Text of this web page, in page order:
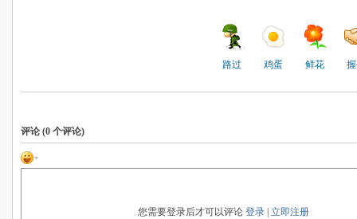
路过 鸡蛋 鲜花
评论 (0 个评论)
您需要登录后才可以评论 登录| 立即注册